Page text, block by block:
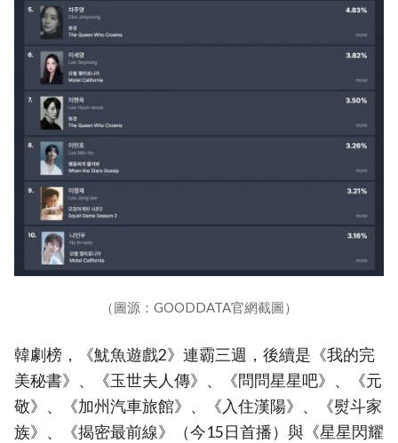
（圖源：GOODDATA官網截圖）
韓劇榜，《魷魚遊戲2》連霸三週，後續是《我的完
美秘書》、《玉世夫人傳》、《問問星星吧》、《元
敬》、《加州汽車旅館》、《入住漢陽》、《熨斗家
族》、《揭密最前線》（今15日首播）與《星星閃耀